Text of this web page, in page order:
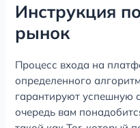
Инструкция
рынок
Процесс входа на
определенного
гарантируют успешную
очередь вам